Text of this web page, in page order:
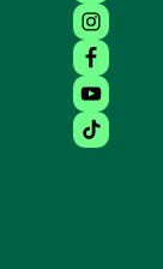
nouvelle
nouvelle
fenêtre)
Tiktok